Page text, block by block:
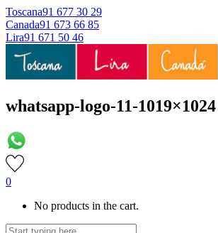
Toscana91 677 30 29
Canada91 673 66 85
Lira91 671 50 46
whatsapp-logo-11-
0
No products in the cart.